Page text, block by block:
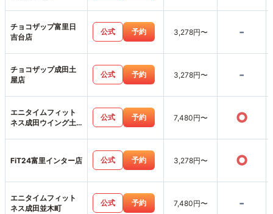
チョコザップ富里日
吉台店
公式 予約 3,278円〜 -
チョコザップ成田土
屋店
公式 予約 3,278円〜 -
エニタイムフィット
ネス成田ウイング土
公式 予約 7,480円〜 ○
FiT24富里インター店 公式 予約 3,278円〜 ○
エニタイムフィット
ネス成田並木町
公式 予約 7,480円〜 -